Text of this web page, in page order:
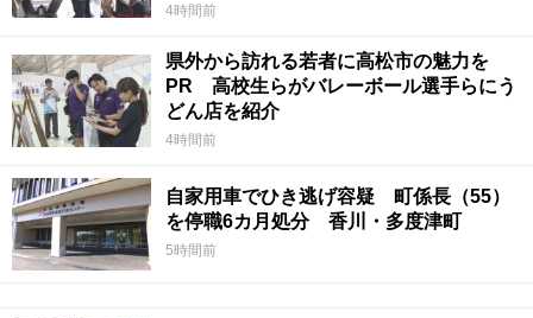
4時間前
県外から訪れる若者に高松市の魅力を
PR 高校生らがバレーボール選手らにう
どん店を紹介
4時間前
自家用車でひき逃げ容疑 町係長（55）
を停職6カ月処分 香川・多度津町
5時間前